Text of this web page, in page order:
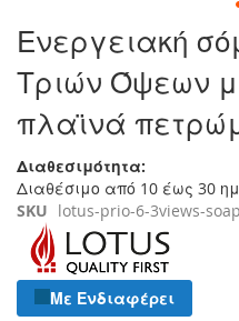
Μετάβαση
στην
αρχή
της
συλλογής
εικόνων
Ενεργειακή
Τριών Όψεων
πλαϊνά
Διαθεσιμότητα:
Διαθέσιμο από 10 έως 30
SKU lotus-prio-6-3views-
Με Ενδιαφέρει